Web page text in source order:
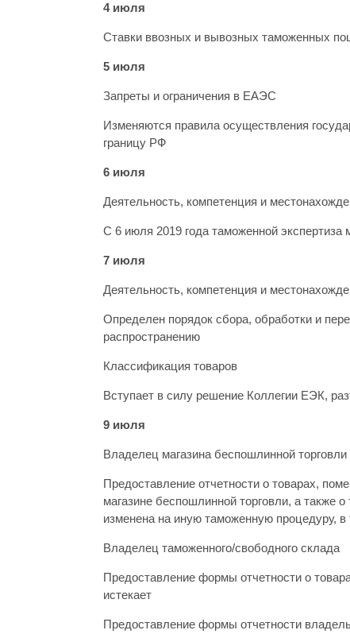
4 июля
Ставки ввозных и вывозных таможенных
5 июля
Запреты и ограничения в ЕАЭС
Изменяются правила осуществления
границу РФ
6 июля
Деятельность, компетенция и
С 6 июля 2019 года таможенной
7 июля
Деятельность, компетенция и
Определен порядок сбора, обработки и
распространению
Классификация товаров
Вступает в силу решение Коллегии ЕЭК,
9 июля
Владелец магазина беспошлинной торговли
Предоставление отчетности о товарах,
магазине беспошлинной торговли, а также
изменена на иную таможенную процедуру,
Владелец таможенного/свободного склада
Предоставление формы отчетности о
истекает
Предоставление формы отчетности